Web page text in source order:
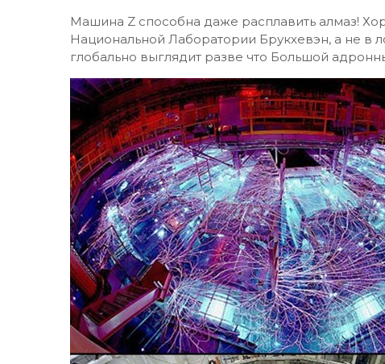
Машина Z способна даже расплавить алмаз!
Национальной Лаборатории Брукхевэн, а не в
глобально выглядит разве что Большой